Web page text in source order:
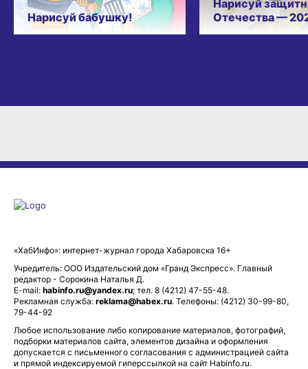
Нарисуй бабушку!
Нарисуй
Отечества —
«ХабИнфо»: интернет-журнал города Хабаровска 16+
Учредитель: ООО Издательский дом «Гранд Экспресс». Главный
редактор - Сорокина Наталья Д.
E-mail: habinfo.ru@yandex.ru; тел. 8 (4212) 47-55-48.
Рекламная служба: reklama@habex.ru. Телефоны: (4212) 30-99-80,
79-44-92
Любое использование либо копирование материалов, фотографий,
подборки материалов сайта, элементов дизайна и оформления
допускается с письменного согласования с администрацией сайта
и прямой индексируемой гиперссылкой на сайт Habinfo.ru.